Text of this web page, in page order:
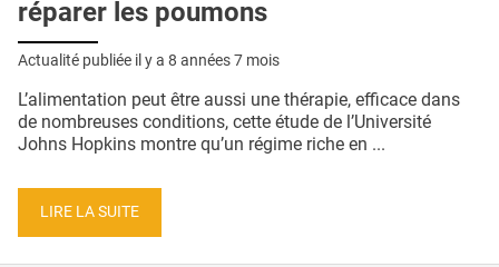
réparer les poumons
Actualité publiée il y a 8 années 7 mois
L’alimentation peut être aussi une thérapie, efficace dans
de nombreuses conditions, cette étude de l’Université
Johns Hopkins montre qu’un régime riche en ...
LIRE LA SUITE